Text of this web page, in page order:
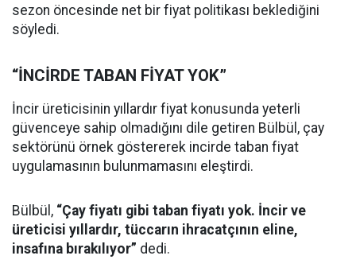
sezon öncesinde net bir fiyat politikası beklediğini
söyledi.
“İNCİRDE TABAN FİYAT YOK”
İncir üreticisinin yıllardır fiyat konusunda yeterli
güvenceye sahip olmadığını dile getiren Bülbül, çay
sektörünü örnek göstererek incirde taban fiyat
uygulamasının bulunmamasını eleştirdi.
Bülbül, “Çay fiyatı gibi taban fiyatı yok. İncir ve
üreticisi yıllardır, tüccarın ihracatçının eline,
insafına bırakılıyor” dedi.